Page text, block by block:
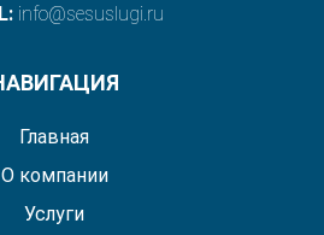
info@sesuslugi.ru
Главная
О компании
Услуги